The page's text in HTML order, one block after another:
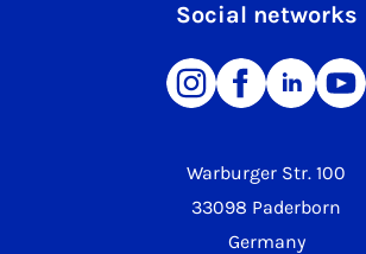
Warburger Str. 100
33098 Paderborn
Germany
Social networks